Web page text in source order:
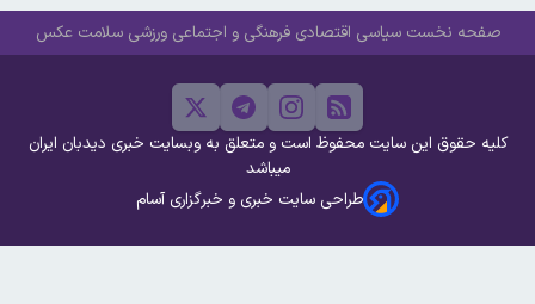
صفحه نخست سیاسی اقتصادی فرهنگی و اجتماعی ورزشی سلامت عکس
کلیه حقوق این سایت محفوظ است و متعلق به وبسایت خبری دیدبان ایران
میباشد
طراحی سایت خبری و خبرگزاری آسام